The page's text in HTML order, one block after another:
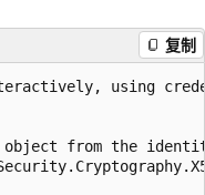
复制
using
object from the